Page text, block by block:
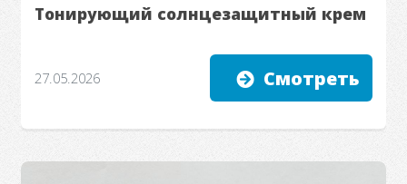
Тонирующий солнцезащитный крем
27.05.2026 Смотреть